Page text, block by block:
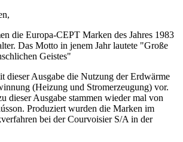
die Europa-CEPT Marken des Jahres 1983
Das Motto in jenem Jahr lautete "Große
Geistes"
dieser Ausgabe die Nutzung der Erdwärme
(Heizung und Stromerzeugung) vor.
dieser Ausgabe stammen wieder mal von
Produziert wurden die Marken im
bei der Courvoisier S/A in der